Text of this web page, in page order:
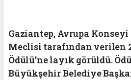
Gaziantep, Avrupa
Meclisi tarafından verilen
Ödülü’ne layık görüldü.
Büyükşehir Belediye